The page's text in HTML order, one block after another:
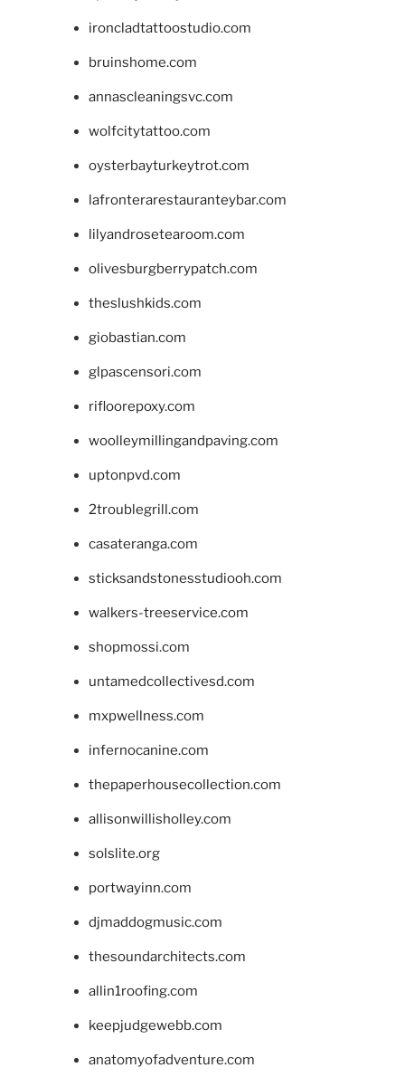
ironcladtattoostudio.com
bruinshome.com
annascleaningsvc.com
wolfcitytattoo.com
oysterbayturkeytrot.com
lafronterarestauranteybar.com
lilyandrosetearoom.com
olivesburgberrypatch.com
theslushkids.com
giobastian.com
glpascensori.com
rifloorepoxy.com
woolleymillingandpaving.com
uptonpvd.com
2troublegrill.com
casateranga.com
sticksandstonesstudiooh.com
walkers-treeservice.com
shopmossi.com
untamedcollectivesd.com
mxpwellness.com
infernocanine.com
thepaperhousecollection.com
allisonwillisholley.com
solslite.org
portwayinn.com
djmaddogmusic.com
thesoundarchitects.com
allin1roofing.com
keepjudgewebb.com
anatomyofadventure.com